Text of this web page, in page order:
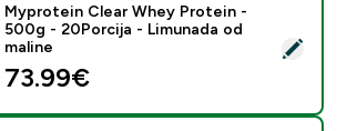
proizvod - Myprotein Clear Whey
Myprotein Clear Whey Protein -
500g - 20Porcija - Limunada od
maline
73.99€‎